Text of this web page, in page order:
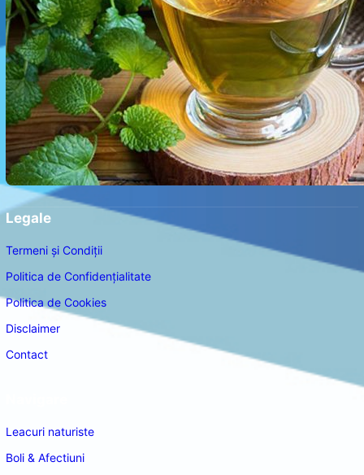
Legale
Termeni și Condiții
Politica de Confidențialitate
Politica de Cookies
Disclaimer
Contact
Leacuri naturiste
Boli & Afectiuni